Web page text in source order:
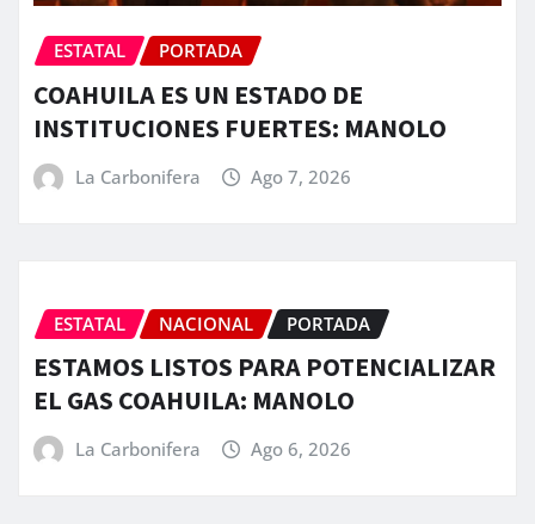
ESTATAL PORTADA
COAHUILA ES UN ESTADO DE
INSTITUCIONES FUERTES: MANOLO
La Carbonifera Ago 7, 2026
ESTATAL NACIONAL PORTADA
ESTAMOS LISTOS PARA POTENCIALIZAR
EL GAS COAHUILA: MANOLO
La Carbonifera Ago 6, 2026